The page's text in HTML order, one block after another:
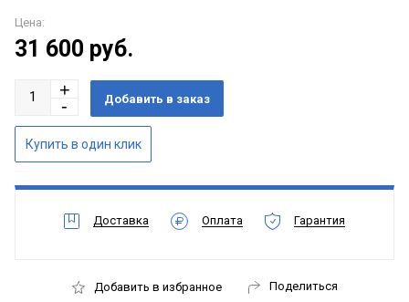
Цена:
31 600 руб.
Доставка Оплата Гарантия
Добавить в избранное Поделиться